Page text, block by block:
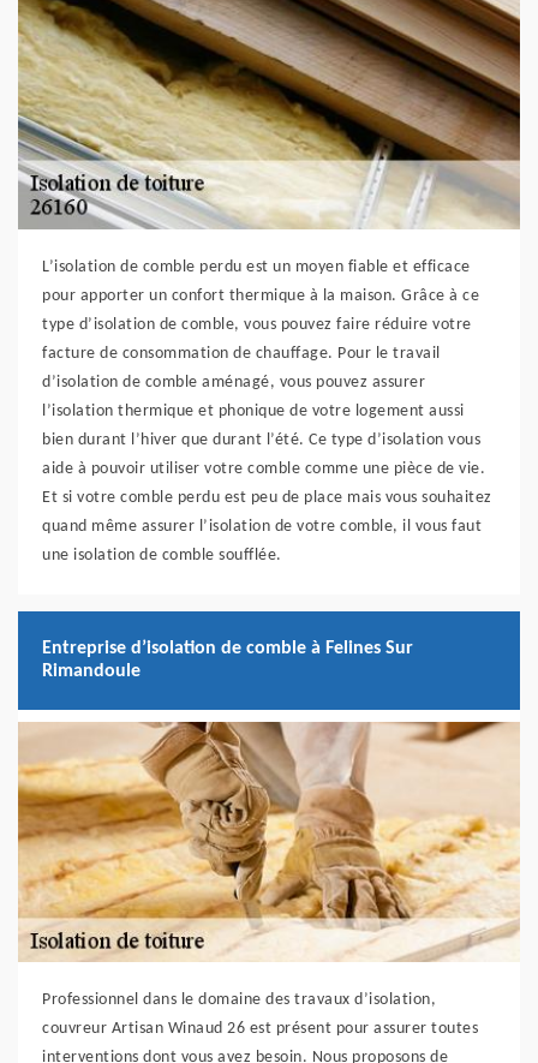
L’isolation de comble perdu est un moyen fiable et efficace
pour apporter un confort thermique à la maison. Grâce à ce
type d’isolation de comble, vous pouvez faire réduire votre
facture de consommation de chauffage. Pour le travail
d’isolation de comble aménagé, vous pouvez assurer
l’isolation thermique et phonique de votre logement aussi
bien durant l’hiver que durant l’été. Ce type d’isolation vous
aide à pouvoir utiliser votre comble comme une pièce de vie.
Et si votre comble perdu est peu de place mais vous souhaitez
quand même assurer l’isolation de votre comble, il vous faut
une isolation de comble soufflée.
Entreprise d’isolation de comble à Felines Sur
Rimandoule
Professionnel dans le domaine des travaux d’isolation,
couvreur Artisan Winaud 26 est présent pour assurer toutes
interventions dont vous avez besoin. Nous proposons de